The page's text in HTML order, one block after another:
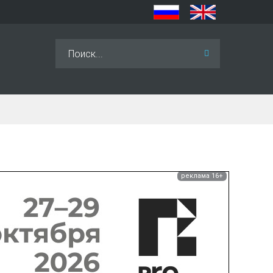
реклама 16+